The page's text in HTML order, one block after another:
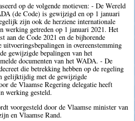
op de volgende motieven: - De Wereld
(de Code) is gewijzigd en op 1 januari
zijn ook de herziene internationale
werking getreden op 1 januari 2021. Het
aan de Code 2021 en de bijhorende
uitvoeringsbepalingen in overeenstemming
gewijzigde bepalingen van het
documenten van het WADA. - De
die betrekking hebben op de regeling
gelijktijdig met de gewijzigde
de Vlaamse Regering delegatie heeft
werking gesteld.
voorgesteld door de Vlaamse minister van
en Vlaamse Rand.